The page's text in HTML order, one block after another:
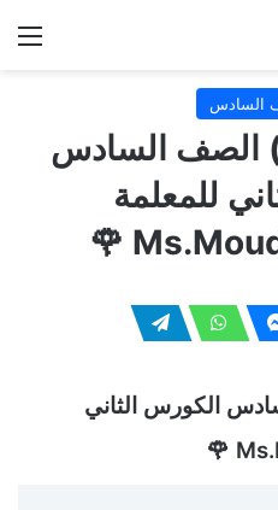
الصف السادس
للمعلمة
الكورس الثاني